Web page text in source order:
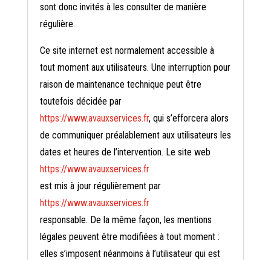
sont donc invités à les consulter de manière
régulière.
Ce site internet est normalement accessible à
tout moment aux utilisateurs. Une interruption pour
raison de maintenance technique peut être
toutefois décidée par
https://www.avauxservices.fr, qui s’efforcera alors
de communiquer préalablement aux utilisateurs les
dates et heures de l’intervention. Le site web
https://www.avauxservices.fr
est mis à jour régulièrement par
https://www.avauxservices.fr
responsable. De la même façon, les mentions
légales peuvent être modifiées à tout moment :
elles s’imposent néanmoins à l’utilisateur qui est